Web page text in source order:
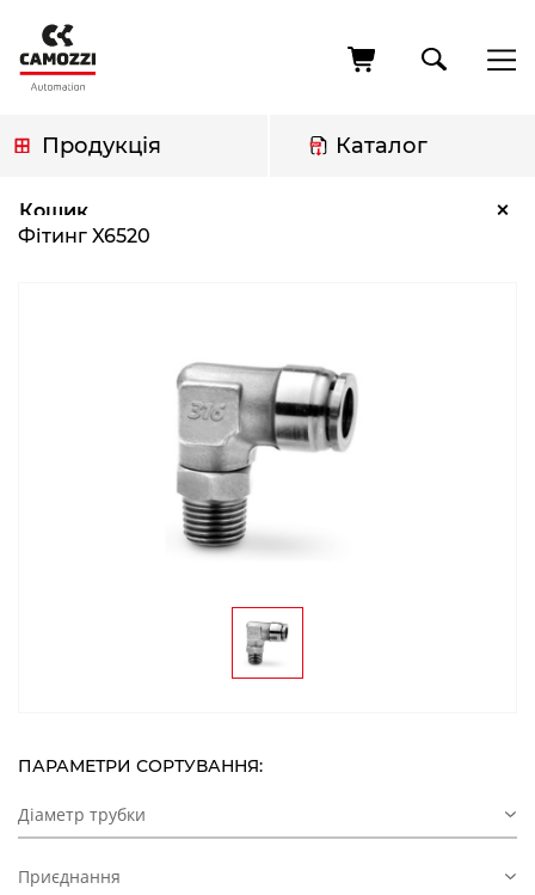
основного
вмісту
Продукція Каталог
Кошик ×
навіґації
Фітинг X6520
ПАРАМЕТРИ СОРТУВАННЯ:
Діаметр трубки
Приєднання